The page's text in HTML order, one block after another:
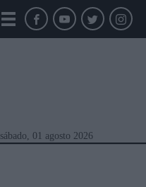
sábado, 01 agosto 2026